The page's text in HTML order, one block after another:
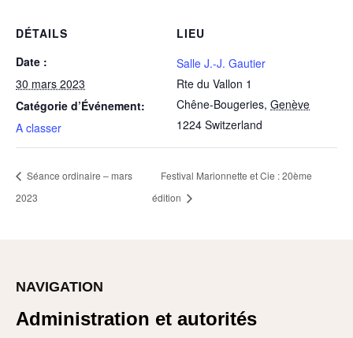
DÉTAILS
Date :
30 mars 2023
Catégorie d’Événement:
A classer
LIEU
Salle J.-J. Gautier
Rte du Vallon 1
Chêne-Bougeries, Genève
1224 Switzerland
Séance ordinaire – mars
2023
Festival Marionnette et Cie : 20ème
édition
NAVIGATION
Administration et autorités